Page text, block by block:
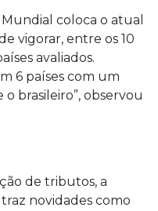
coloca o atual
vigorar, entre os 10
avaliados.
6 países com um
brasileiro”, observou
de tributos, a
novidades como